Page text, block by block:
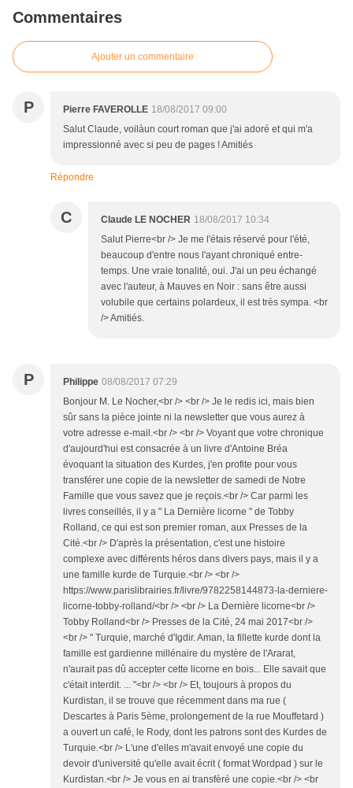
Commentaires
Ajouter un commentaire
P Pierre FAVEROLLE 18/08/2017 09:00
Salut Claude, voilàun court roman que j'ai adoré et qui m'a
impressionné avec si peu de pages ! Amitiés
Répondre
C Claude LE NOCHER 18/08/2017 10:34
Salut Pierre<br /> Je me l'étais réservé pour l'été,
beaucoup d'entre nous l'ayant chroniqué entre-
temps. Une vraie tonalité, oui. J'ai un peu échangé
avec l'auteur, à Mauves en Noir : sans être aussi
volubile que certains polardeux, il est très sympa. <br
/> Amitiés.
P Philippe 08/08/2017 07:29
Bonjour M. Le Nocher,<br /> <br /> Je le redis ici, mais bien
sûr sans la pièce jointe ni la newsletter que vous aurez à
votre adresse e-mail.<br /> <br /> Voyant que votre chronique
d'aujourd'hui est consacrée à un livre d'Antoine Bréa
évoquant la situation des Kurdes, j'en profite pour vous
transférer une copie de la newsletter de samedi de Notre
Famille que vous savez que je reçois.<br /> Car parmi les
livres conseillés, il y a " La Dernière licorne " de Tobby
Rolland, ce qui est son premier roman, aux Presses de la
Cité.<br /> D'après la présentation, c'est une histoire
complexe avec différents héros dans divers pays, mais il y a
une famille kurde de Turquie.<br /> <br />
https://www.parislibrairies.fr/livre/9782258144873-la-derniere-
licorne-tobby-rolland/<br /> <br /> La Dernière licorne<br />
Tobby Rolland<br /> Presses de la Cité, 24 mai 2017<br />
<br /> " Turquie, marché d'Igdir. Aman, la fillette kurde dont la
famille est gardienne millénaire du mystère de l'Ararat,
n'aurait pas dû accepter cette licorne en bois... Elle savait que
c'était interdit. ... "<br /> <br /> Et, toujours à propos du
Kurdistan, il se trouve que récemment dans ma rue (
Descartes à Paris 5ème, prolongement de la rue Mouffetard )
a ouvert un café, le Rody, dont les patrons sont des Kurdes de
Turquie.<br /> L'une d'elles m'avait envoyé une copie du
devoir d'université qu'elle avait écrit ( format Wordpad ) sur le
Kurdistan.<br /> Je vous en ai transfèré une copie.<br /> <br